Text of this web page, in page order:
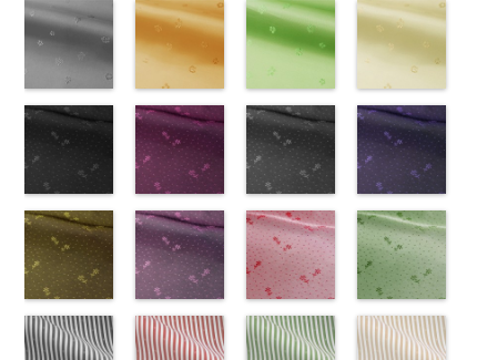
ズ、
Macolina、
NUDE、
pinkywolman
0
6000
6000
6000
C
グレー レ
オパード柄
ポリエステル
DOLCELABY
6000
137-D ブラッ
チェーン
ベルト柄
リエステル
100％
DOLCELABY
6000
137-a.jpg
KKP1092-
ホワイ
チェーン
リエステル
100％
DOLCELABY
6000
145-a.jpg
KKP2090-
ホワイ
チェーン
テル100％
DOLCELABY
6000
ラウン
(KKP21090-
145-B/UN)
http://www.anys.co.jp/wp-
145-b.jpg
KKP2090-
145-B
ブラウ
チェーン
テル100％
DOLCELABY
6000
(AK203-
55/LT)
http://www.anys.co.jp/wp-
content/uploads/2013/05/ak203-
AK203-55 ブ
ラック
花柄
キュプラ
100％
FairyRose
6000
(AK203-
51/LT)
http://www.anys.co.jp/wp-
content/uploads/2013/05/ak203-
AK203-51 レ
ッド
花柄
キ
ュプラ100％
DOLCELABY、
6000
(AK203-
50/LT)
http://
content/uploads/
AK203-50 ネ
イビー
キュプラ
100％
FairyRose
6000
(AK203-
31/LT)
http://www.anys.co.jp/wp-
content/uploads/2013/05/ak203-
AK203-31 グ
レー 花柄 キ
ュプラ100％
DOLCELABY、
6000
(AK203-
29/LT)
http://www.anys.co.jp/wp-
content/uploads/2013/05/ak203-
AK203-29 オ
レンジ
花柄
キュプラ
100％
FairyRose
6000
(AK203-
27/LT)
http://www.anys.co.jp/wp-
content/uploads/2013/05/ak203-
AK203-27 グ
リーン 花柄
キュプラ
100％
FairyRose
6000
(AK203-
11/LT)
http://
content/uploads/
11 ベージュ
花柄 キュプ
ラ100％
DOLCELABY、
6000
ラック
(AK201-
55/LT)
http://www.anys.co.jp/wp-
55.jpg
AK201-55 ブ
ンク(AK201-
53/LT)
http://www.anys.co.jp/wp-
content/uploads/2013/05/ak201-
AK201-53 ピ
ンク 花柄ド
レー(AK201-
52/LT)
http://www.anys.co.jp/wp-
content/uploads/2013/04/ak201-
AK201-52 グ
レー 花柄ド
イビー
(AK201-
50/LT)
http://
50.jpg
AK201-50 ネ
エロー
(AK201-
ープル
(AK201-
ッド(AK201-
29/LT)
リーン
(AK201-